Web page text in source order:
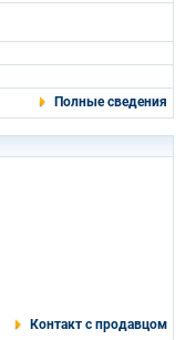
Полные сведения
Контакт с продавцом